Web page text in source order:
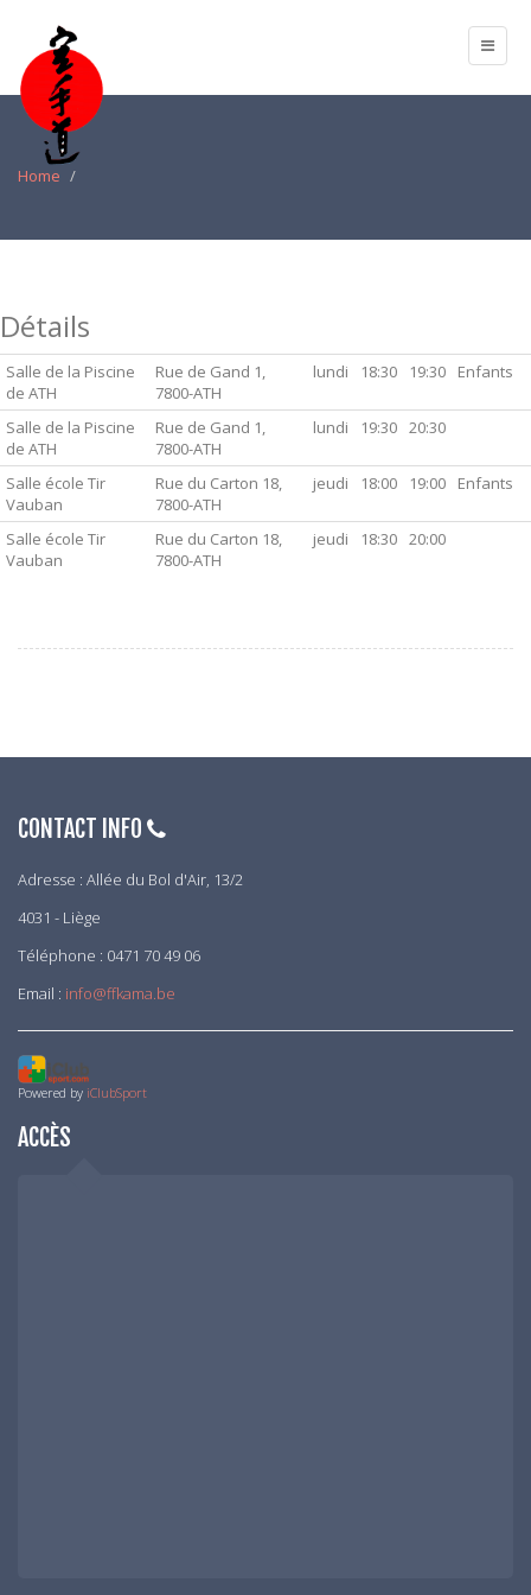
Home
Détails
Salle de la Piscine
de ATH
Rue de Gand 1,
7800-ATH
lundi 18:30 19:30 Enfants
Salle de la Piscine
de ATH
Rue de Gand 1,
7800-ATH
lundi 19:30 20:30
Salle école Tir
Vauban
Rue du Carton 18,
7800-ATH
jeudi 18:00 19:00 Enfants
Salle école Tir
Vauban
Rue du Carton 18,
7800-ATH
jeudi 18:30 20:00
CONTACT INFO
Adresse : Allée du Bol d'Air, 13/2
4031 - Liège
Téléphone : 0471 70 49 06
Email : info@ffkama.be
Powered by iClubSport
ACCÈS